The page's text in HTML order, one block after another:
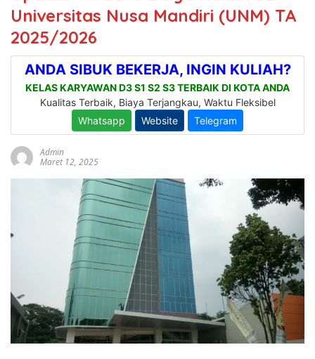
Universitas Nusa Mandiri (UNM) TA
2025/2026
Admin
Maret 12, 2025